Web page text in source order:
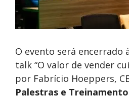
O evento será encerrado
talk “O valor de vender
por Fabrício Hoeppers,
Palestras e